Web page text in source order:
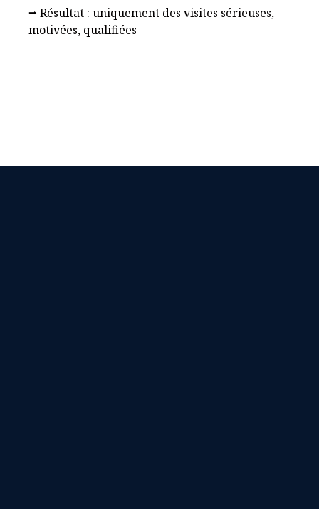
⭢ Résultat : uniquement des visites sérieuses,
motivées, qualifiées